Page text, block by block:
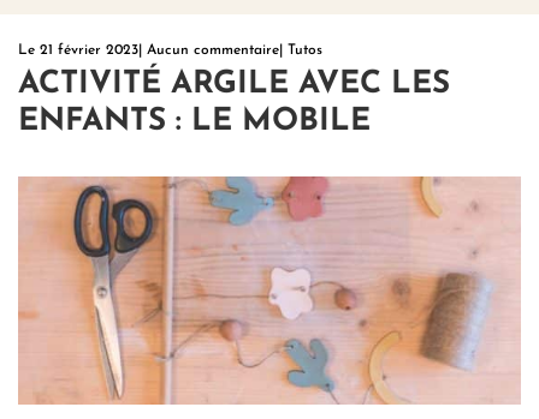
Le 21 février 2023 Aucun commentaire Tutos
ACTIVITÉ ARGILE AVEC LES
ENFANTS : LE MOBILE